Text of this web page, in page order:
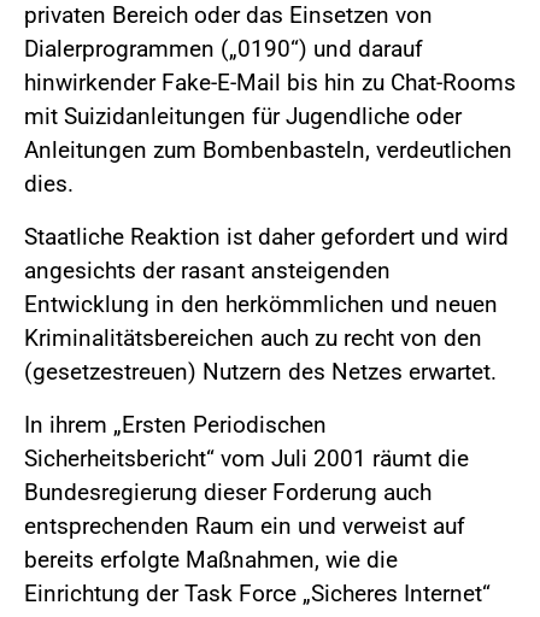
privaten Bereich oder das Einsetzen von
Dialerprogrammen („0190“) und darauf
hinwirkender Fake-E-Mail bis hin zu Chat-Rooms
mit Suizidanleitungen für Jugendliche oder
Anleitungen zum Bombenbasteln, verdeutlichen
dies.
Staatliche Reaktion ist daher gefordert und wird
angesichts der rasant ansteigenden
Entwicklung in den herkömmlichen und neuen
Kriminalitätsbereichen auch zu recht von den
(gesetzestreuen) Nutzern des Netzes erwartet.
In ihrem „Ersten Periodischen
Sicherheitsbericht“ vom Juli 2001 räumt die
Bundesregierung dieser Forderung auch
entsprechenden Raum ein und verweist auf
bereits erfolgte Maßnahmen, wie die
Einrichtung der Task Force „Sicheres Internet“